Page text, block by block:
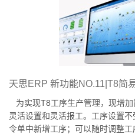
天思ERP 新功能NO.11|T8简
为实现T8工序生产管理，现增
灵活设置和灵活报工。工序设置
令单中新增工序；可以随时调整